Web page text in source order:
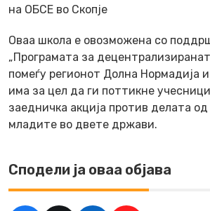
на ОБСЕ во Скопје
Оваа школа е овозможена со
„Програмата за
помеѓу регионот Долна Нормадија
има за цел да ги поттикне
заедничка акција против делата
младите во двете држави.
Сподели ја оваа објава